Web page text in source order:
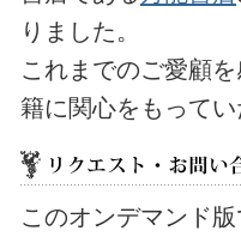
りました。
これまでのご愛顧
籍に関心をもって
このオンデマンド